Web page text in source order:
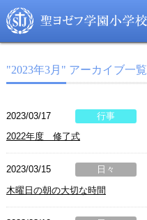
"2023年3月" アーカイブ一覧
2023/03/17
行事
2022年度 修了式
2023/03/15
日々
木曜日の朝の大切な時間